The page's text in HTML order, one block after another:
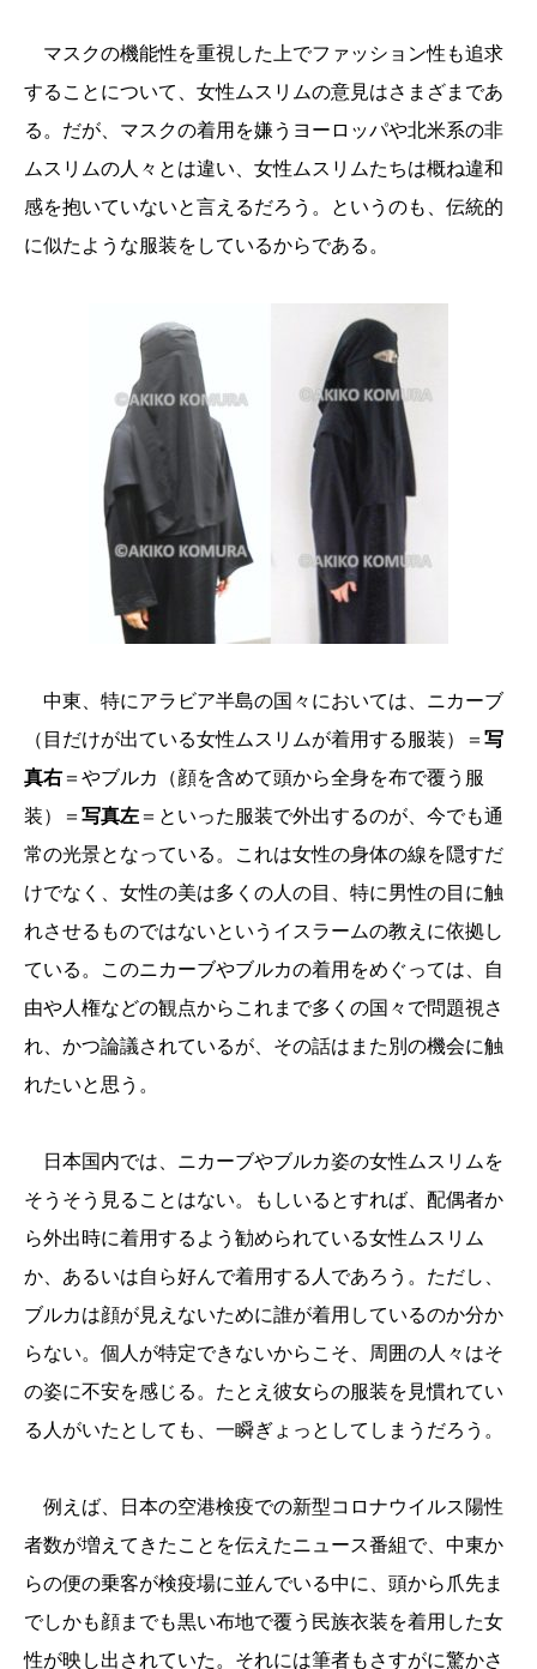
マスクの機能性を重視した上でファッション性も追求
することについて、女性ムスリムの意見はさまざまであ
る。だが、マスクの着用を嫌うヨーロッパや北米系の非
ムスリムの人々とは違い、女性ムスリムたちは概ね違和
感を抱いていないと言えるだろう。というのも、伝統的
に似たような服装をしているからである。
中東、特にアラビア半島の国々においては、ニカーブ
（目だけが出ている女性ムスリムが着用する服装）＝ 写
真右 ＝やブルカ（顔を含めて頭から全身を布で覆う服
装）＝ 写真左 ＝といった服装で外出するのが、今でも通
常の光景となっている。これは女性の身体の線を隠すだ
けでなく、女性の美は多くの人の目、特に男性の目に触
れさせるものではないというイスラームの教えに依拠し
ている。このニカーブやブルカの着用をめぐっては、自
由や人権などの観点からこれまで多くの国々で問題視さ
れ、かつ論議されているが、その話はまた別の機会に触
れたいと思う。
日本国内では、ニカーブやブルカ姿の女性ムスリムを
そうそう見ることはない。もしいるとすれば、配偶者か
ら外出時に着用するよう勧められている女性ムスリム
か、あるいは自ら好んで着用する人であろう。ただし、
ブルカは顔が見えないために誰が着用しているのか分か
らない。個人が特定できないからこそ、周囲の人々はそ
の姿に不安を感じる。たとえ彼女らの服装を見慣れてい
る人がいたとしても、一瞬ぎょっとしてしまうだろう。
例えば、日本の空港検疫での新型コロナウイルス陽性
者数が増えてきたことを伝えたニュース番組で、中東か
らの便の乗客が検疫場に並んでいる中に、頭から爪先ま
でしかも顔までも黒い布地で覆う民族衣装を着用した女
性が映し出されていた。それには筆者もさすがに驚かさ